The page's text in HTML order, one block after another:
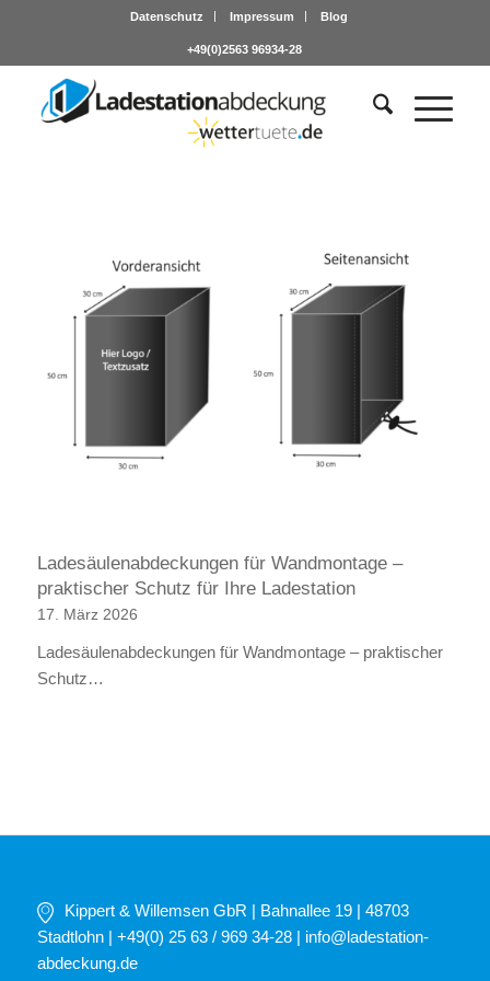
Datenschutz Impressum Blog
+49(0)2563 96934-28
Ladesäulenabdeckungen für Wandmontage –
praktischer Schutz für Ihre Ladestation
17. März 2026
Ladesäulenabdeckungen für Wandmontage – praktischer
Schutz…
Kippert & Willemsen GbR | Bahnallee 19 | 48703
Stadtlohn | +49(0) 25 63 / 969 34-28 | info@ladestation-
abdeckung.de